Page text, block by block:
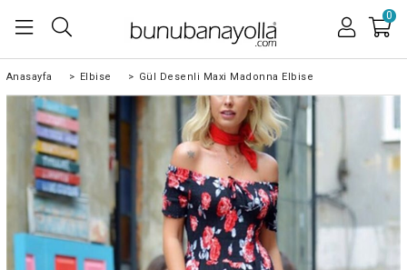
0
Anasayfa > Elbise > Gül Desenli Maxi Madonna Elbise